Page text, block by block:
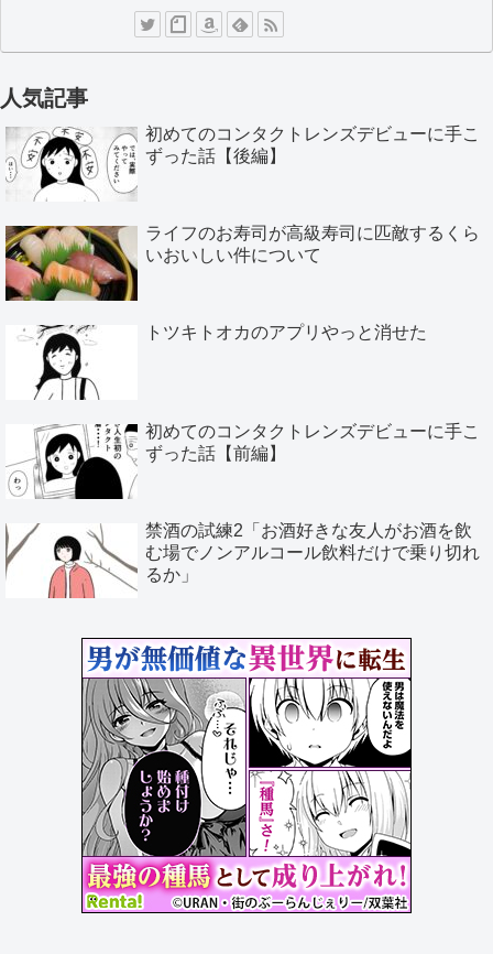
人気記事
初めてのコンタクトレンズデビューに手こ
ずった話【後編】
ライフのお寿司が高級寿司に匹敵するくら
いおいしい件について
トツキトオカのアプリやっと消せた
初めてのコンタクトレンズデビューに手こ
ずった話【前編】
禁酒の試練2「お酒好きな友人がお酒を飲
む場でノンアルコール飲料だけで乗り切れ
るか」